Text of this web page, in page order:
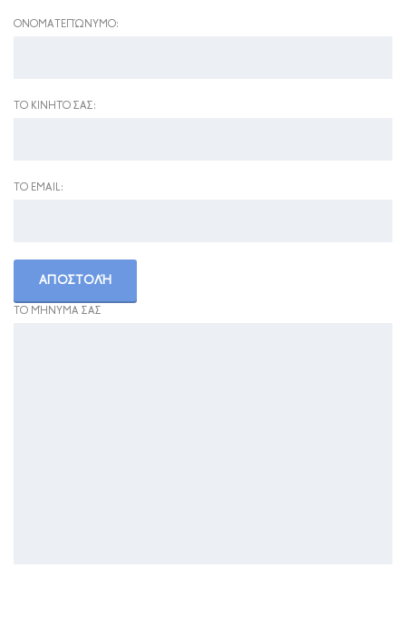
ΟΝΟΜΑΤΕΠΏΝΥΜΟ:
ΤΟ ΚΙΝΗΤΌ ΣΑΣ:
ΤΟ EMAIL:
ΤΟ ΜΉΝΥΜΑ ΣΑΣ